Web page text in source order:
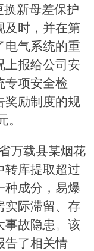
新母差保护
及时，并在第
电气系统的重
上报给公司安
专项安全检
奖励制度的规
。
万载县某烟花
转库提取超过
种成分，易爆
实际滞留、存
事故隐患。该
告了相关情